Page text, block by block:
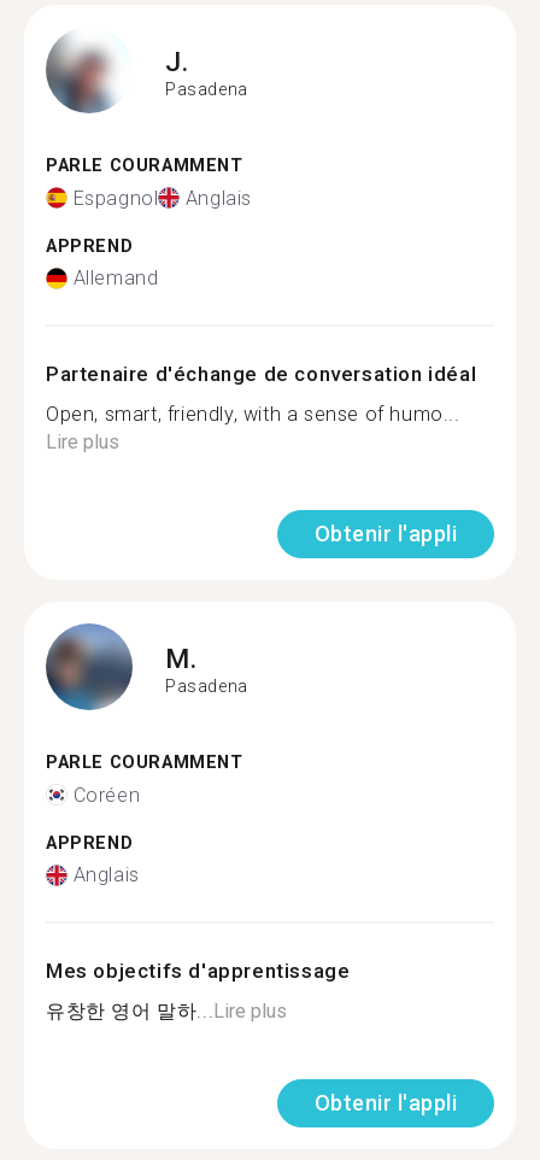
J.
Pasadena
PARLE COURAMMENT
Espagnol Anglais
APPREND
Allemand
Partenaire d'échange de conversation idéal
Open, smart, friendly, with a sense of humo...
Lire plus
Obtenir l'appli
M.
Pasadena
PARLE COURAMMENT
Coréen
APPREND
Anglais
Mes objectifs d'apprentissage
유창한 영어 말하...Lire plus
Obtenir l'appli